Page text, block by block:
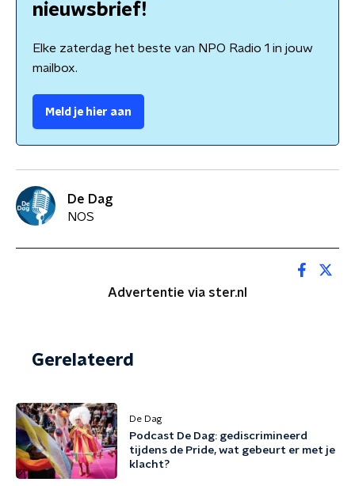
nieuwsbrief!
Elke zaterdag het beste van NPO Radio 1 in jouw
mailbox.
Meld je hier aan
De Dag
NOS
Advertentie via ster.nl
Gerelateerd
De Dag
Podcast De Dag: gediscrimineerd
tijdens de Pride, wat gebeurt er met je
klacht?